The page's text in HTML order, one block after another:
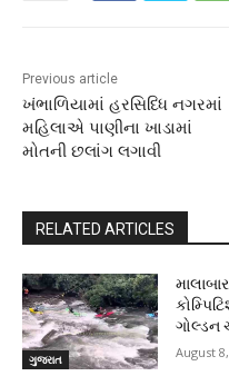
Previous article
ખંભાળિયામાં હરસિધ્ધિ નગરમાં
મહિલાએ પાણીના ખાડામાં
મોતની છલાંગ લગાવી
RELATED ARTICLES
ગુજરાત
ગોલ્ડન
August